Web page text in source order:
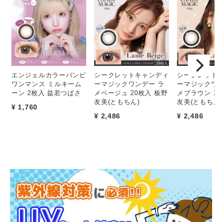
エンジェルカラーバンビ
ワンマンス ミルキーム
ーン 2枚入 益若つばさ
¥ 1,760
シークレットキャンディ
ーマジックワンデー ラ
メベージュ 20枚入 板野
友美(ともちん)
¥ 2,486
シークレット
ーマジックワ
メブラウン
友美(ともちん)
¥ 2,486